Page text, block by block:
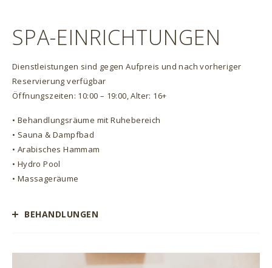
SPA-EINRICHTUNGEN
Dienstleistungen sind gegen Aufpreis und nach vorheriger
Reservierung verfügbar
Öffnungszeiten: 10:00 – 19:00, Alter: 16+
• Behandlungsräume mit Ruhebereich
• Sauna & Dampfbad
• Arabisches Hammam
• Hydro Pool
• Massageräume
BEHANDLUNGEN